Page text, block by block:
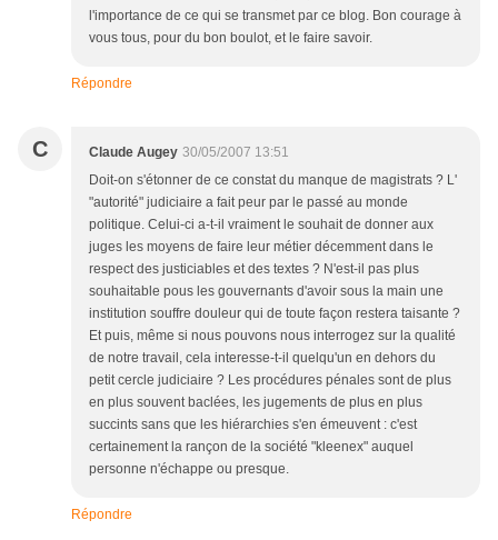
l'importance de ce qui se transmet par ce blog. Bon courage à
vous tous, pour du bon boulot, et le faire savoir.
Répondre
C Claude Augey 30/05/2007 13:51
Doit-on s'étonner de ce constat du manque de magistrats ? L'
"autorité" judiciaire a fait peur par le passé au monde
politique. Celui-ci a-t-il vraiment le souhait de donner aux
juges les moyens de faire leur métier décemment dans le
respect des justiciables et des textes ? N'est-il pas plus
souhaitable pous les gouvernants d'avoir sous la main une
institution souffre douleur qui de toute façon restera taisante ?
Et puis, même si nous pouvons nous interrogez sur la qualité
de notre travail, cela interesse-t-il quelqu'un en dehors du
petit cercle judiciaire ? Les procédures pénales sont de plus
en plus souvent baclées, les jugements de plus en plus
succints sans que les hiérarchies s'en émeuvent : c'est
certainement la rançon de la société "kleenex" auquel
personne n'échappe ou presque.
Répondre